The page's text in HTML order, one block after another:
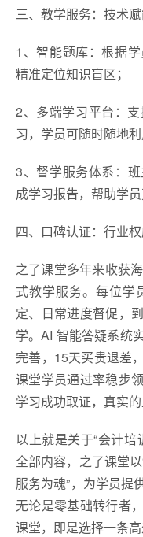
三、教学服务：技术
1、智能题库：根据
精准定位知识盲区；
2、多端学习平台：
习，学员可随时随地利
3、督学服务体系：
成学习报告，帮助学员
四、口碑认证：行业
之了课堂多年来收获
式教学服务。每位学
定、日常进度督促，
学。AI 智能答疑系统
完善，15天买贵退差
课堂学员通过率稳步
学习成功取证，真实
以上就是关于“会计
全部内容，之了课堂
服务为魂”，为学员提
无论是零基础转行者
课堂，即是选择一条